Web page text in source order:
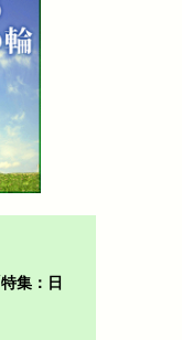
集：日